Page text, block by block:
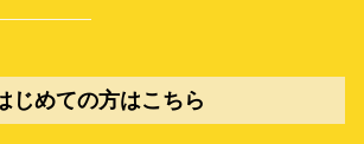
じめての方はこちら